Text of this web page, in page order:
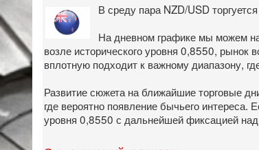
В среду пара NZD/USD
На дневном графике мы можем
возле исторического уровня 0,8550,
вплотную подходит к важному диапазону,
Развитие сюжета на ближайшие торговые
где вероятно появление бычьего
уровня 0,8550 с дальнейшей фиксацией